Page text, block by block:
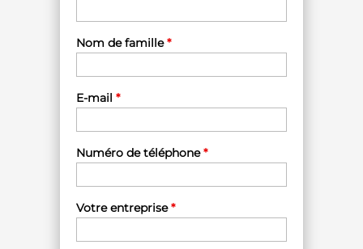
Nom de famille*
E-mail *
Numéro de téléphone*
Votre entreprise*